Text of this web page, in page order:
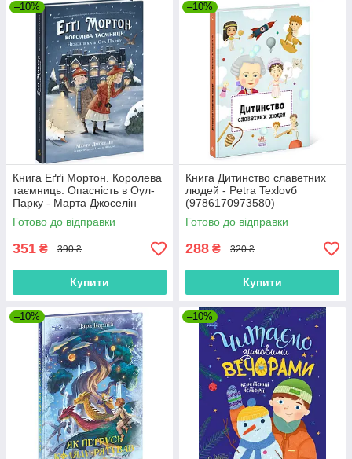
–10%
Книга Еґґі Мортон. Королева
таємниць. Опасність в Оул-
Парку - Марта Джоселін
(9786170971692)
Готово до відправки
351 ₴ 390 ₴
Купити
–10%
Книга Дитинство славетних
людей - Petra Texlovб
(9786170973580)
Готово до відправки
288 ₴ 320 ₴
Купити
–10% –10%